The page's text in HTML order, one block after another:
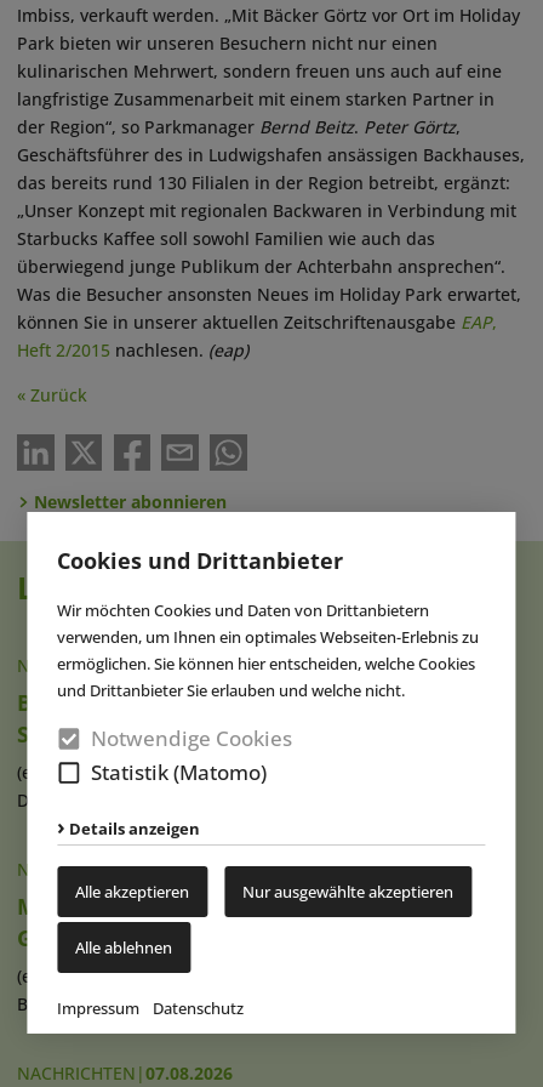
Cookies und Drittanbieter
Wir möchten Cookies und Daten von Drittanbietern
verwenden, um Ihnen ein optimales Webseiten-Erlebnis zu
ermöglichen. Sie können hier entscheiden, welche Cookies
und Drittanbieter Sie erlauben und welche nicht.
Notwendige Cookies
Statistik (Matomo)
Details anzeigen
Alle akzeptieren Nur ausgewählte akzeptieren
Alle ablehnen
Impressum Datenschutz
Imbiss, verkauft werden. „Mit Bäcker Görtz vor Ort im Holiday
Park bieten wir unseren Besuchern nicht nur einen
kulinarischen Mehrwert, sondern freuen uns auch auf eine
langfristige Zusammenarbeit mit einem starken Partner in
der Region“, so Parkmanager Bernd Beitz. Peter Görtz,
Geschäftsführer des in Ludwigshafen ansässigen Backhauses,
das bereits rund 130 Filialen in der Region betreibt, ergänzt:
„Unser Konzept mit regionalen Backwaren in Verbindung mit
Starbucks Kaffee soll sowohl Familien wie auch das
überwiegend junge Publikum der Achterbahn ansprechen“.
Was die Besucher ansonsten Neues im Holiday Park erwartet,
können Sie in unserer aktuellen Zeitschriftenausgabe EAP,
Heft 2/2015 nachlesen. (eap)
« Zurück
Newsletter abonnieren
Lesen Sie auch
NACHRICHTEN|07.08.2026
Brad Gilmour ist neuer Präsident von
SeaWorld Orlando
(eap) Brad Gilmour (Foto), seit 2023 als Präsident von
Discovery Cove und Aquatica in (...)
NACHRICHTEN|07.08.2026
Movie Park Germany begrüßt 40-millionsten
Gast
(eap) Diesen Sommer feiert der Movie Park Germany in
Bottrop-Kirchhellen sein 30-jähriges (...)
NACHRICHTEN |07.08.2026